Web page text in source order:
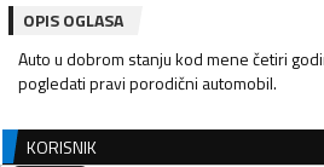
OPIS OGLASA
Auto u dobrom stanju kod mene četiri
pogledati pravi porodični automobil.
KORISNIK